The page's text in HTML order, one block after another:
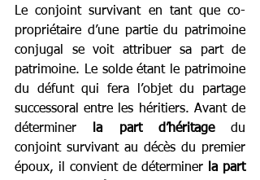
Le conjoint survivant en tant que co-
propriétaire d’une partie du patrimoine
conjugal se voit attribuer sa part de
patrimoine. Le solde étant le patrimoine
du défunt qui fera l’objet du partage
successoral entre les héritiers. Avant de
déterminer la part d’héritage du
conjoint survivant au décès du premier
époux, il convient de déterminer la part